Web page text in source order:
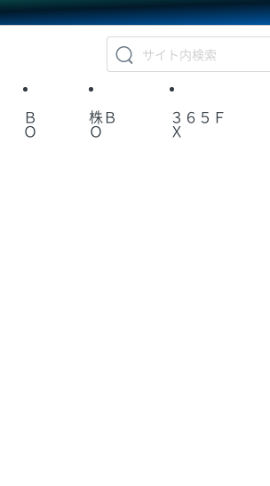
Ｂ
Ｏ
株Ｂ
Ｏ
３６５Ｆ
Ｘ